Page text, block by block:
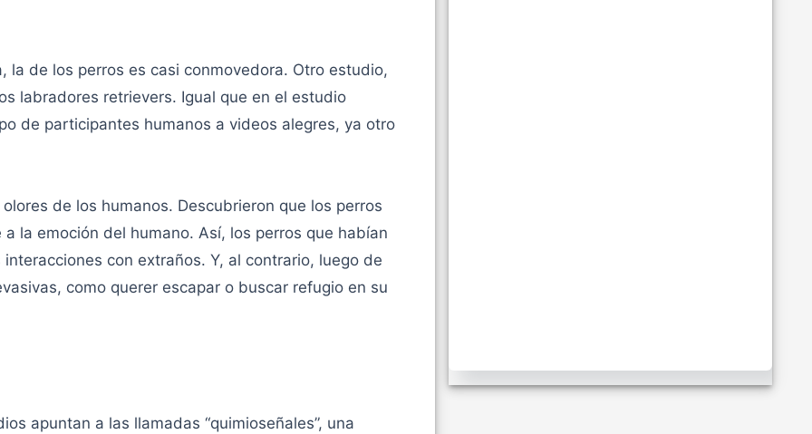
la de los perros es casi conmovedora. Otro estudio,
labradores retrievers. Igual que en el estudio
de participantes humanos a videos alegres, ya otro
de los humanos. Descubrieron que los perros
la emoción del humano. Así, los perros que habían
con extraños. Y, al contrario, luego de
como querer escapar o buscar refugio en su
apuntan a las llamadas “quimioseñales”, una